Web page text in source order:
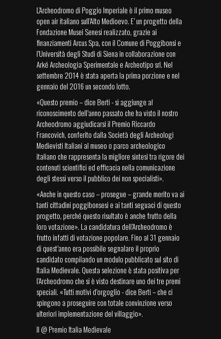
L'Archeodromo di Poggio Imperiale è il primo museo
open air italiano sull’Alto Medioevo. E’ un progetto della
Fondazione Musei Senesi realizzato, grazie ai
finanziamenti Arcus Spa, con il Comune di Poggibonsi e
l’Università degli Studi di Siena in collaborazione con
Arké Archeologia Sperimentale e Archeotipo srl. Nel
settembre 2014 è stata aperta la prima porzione e nel
gennaio del 2016 un secondo lotto.
«Questo premio – dice Berti - si aggiunge al
riconoscimento dell’anno passato che ha visto il nostro
Archeodromo aggiudicarsi il Premio Riccardo
Francovich, conferito dalla Società degli Archeologi
Medievisti Italiani al museo o parco archeologico
italiano che rappresenta la migliore sintesi tra rigore dei
contenuti scientifici ed efficacia nella comunicazione
degli stessi verso il pubblico dei non specialisti».
«Anche in questo caso – prosegue – grande merito va ai
tanti cittadini poggibonsesi e ai tanti seguaci di questo
progetto, perché questo risultato è anche frutto della
loro votazione». La candidatura dell’Archeodromo è
frutto infatti di votazione popolare. Fino al 31 gennaio
di quest’anno era possibile segnalare il proprio
candidato compilando un modulo pubblicato sul sito di
Italia Medievale. Questa selezione è stata positiva per
l’Archeodromo che si è visto destinare uno dei tre premi
speciali. «Tutti motivi d’orgoglio - dice Berti – che ci
spingono a proseguire con totale convinzione verso
ulteriori implementazione del villaggio».
Il @ Premio Italia Medievale